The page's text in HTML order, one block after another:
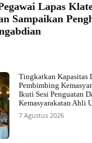
Lapas
Sampaikan
Tingkatkan Kapasitas
Pembimbing
Ikuti Sesi Penguatan
Kemasyarakatan Ahli
7 Agustus 2026